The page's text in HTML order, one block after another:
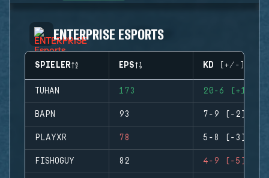
ENTERPRISE ESPORTS
SPIELER EPS KD (+/-)
TUHAN 173 20-6 (+14)
BAPN 93 7-9 (-2)
PLAYXR 78 5-8 (-3)
FISHOGUY 82 4-9 (-5)